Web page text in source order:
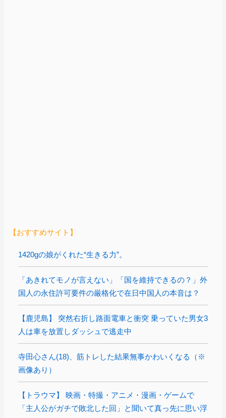
【おすすめサイト】
1420gの娘がくれた“生きる力”。
「あきれてモノが言えない」「国を維持できるの？」外
国人の永住許可要件の厳格化で在日中国人の本音は？
【鹿児島】 突然右折し路面電車と衝突 乗っていた男女3
人は車を放置しダッシュで逃走中
寺田心さん(18)、筋トレした結果無事かわいくなる（※
画像あり）
【トラウマ】 映画・特撮・アニメ・漫画・ゲームで
「主人公がガチで敗北した回」と聞いて真っ先に思い浮